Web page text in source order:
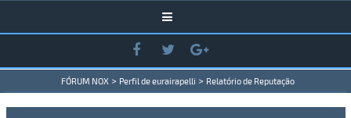
FÓRUM NOX > Perfil de eurairapelli > Relatório de Reputação